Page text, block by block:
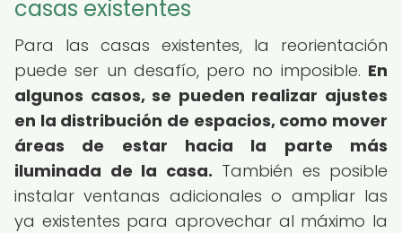
casas existentes
Para las casas existentes, la reorientación
puede ser un desafío, pero no imposible. En
algunos casos, se pueden realizar ajustes
en la distribución de espacios, como mover
áreas de estar hacia la parte más
iluminada de la casa. También es posible
instalar ventanas adicionales o ampliar las
ya existentes para aprovechar al máximo la